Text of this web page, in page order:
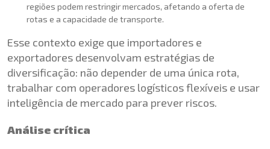
regiões podem restringir mercados, afetando a oferta de
rotas e a capacidade de transporte.
Esse contexto exige que importadores e
exportadores desenvolvam estratégias de
diversificação: não depender de uma única rota,
trabalhar com operadores logísticos flexíveis e usar
inteligência de mercado para prever riscos.
Análise crítica